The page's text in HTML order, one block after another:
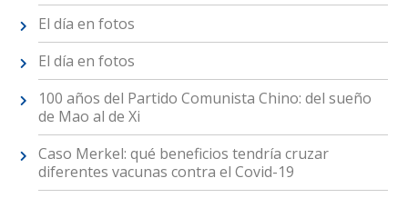
El día en fotos
El día en fotos
100 años del Partido Comunista Chino: del sueño
de Mao al de Xi
Caso Merkel: qué beneficios tendría cruzar
diferentes vacunas contra el Covid-19